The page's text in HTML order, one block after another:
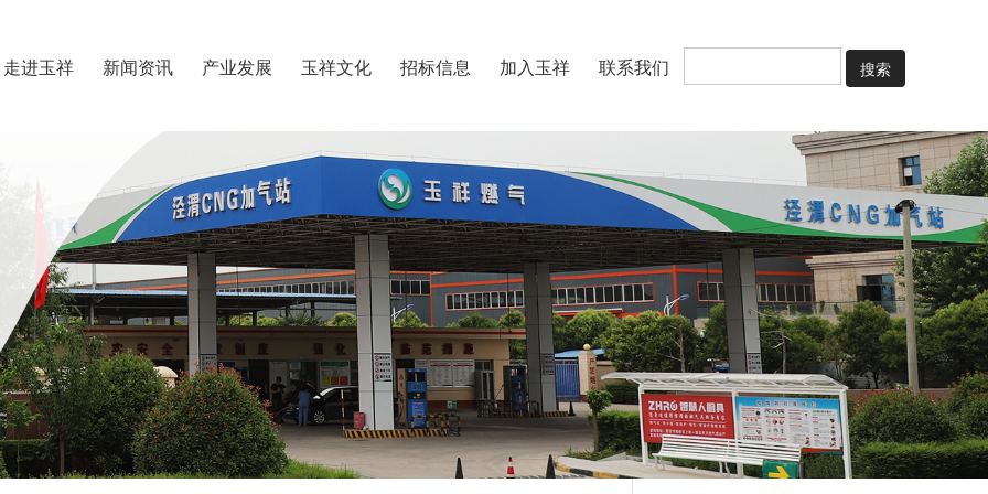
走进玉祥 新闻资讯 产业发展 玉祥文化 招标信息 加入玉祥 联系我们 搜索